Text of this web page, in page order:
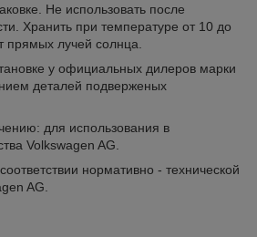
Не использовать после
Хранить при температуре от 10 до
лучей солнца.
у официальных дилеров марки
деталей подверженых
для использования в
Volkswagen AG.
нормативно - технической
AG.